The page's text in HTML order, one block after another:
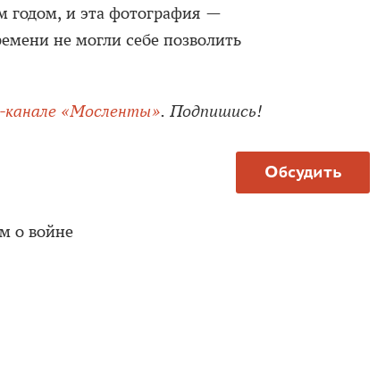
годом, и эта фотография —
не могли себе позволить
канале «Мосленты». Подпишись!
Обсудить
о войне